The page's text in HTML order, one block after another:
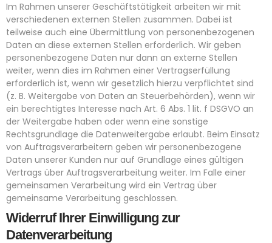
Im Rahmen unserer Geschäftstätigkeit arbeiten wir mit
verschiedenen externen Stellen zusammen. Dabei ist
teilweise auch eine Übermittlung von personenbezogenen
Daten an diese externen Stellen erforderlich. Wir geben
personenbezogene Daten nur dann an externe Stellen
weiter, wenn dies im Rahmen einer Vertragserfüllung
erforderlich ist, wenn wir gesetzlich hierzu verpflichtet sind
(z. B. Weitergabe von Daten an Steuerbehörden), wenn wir
ein berechtigtes Interesse nach Art. 6 Abs. 1 lit. f DSGVO an
der Weitergabe haben oder wenn eine sonstige
Rechtsgrundlage die Datenweitergabe erlaubt. Beim Einsatz
von Auftragsverarbeitern geben wir personenbezogene
Daten unserer Kunden nur auf Grundlage eines gültigen
Vertrags über Auftragsverarbeitung weiter. Im Falle einer
gemeinsamen Verarbeitung wird ein Vertrag über
gemeinsame Verarbeitung geschlossen.
Widerruf Ihrer Einwilligung zur
Datenverarbeitung